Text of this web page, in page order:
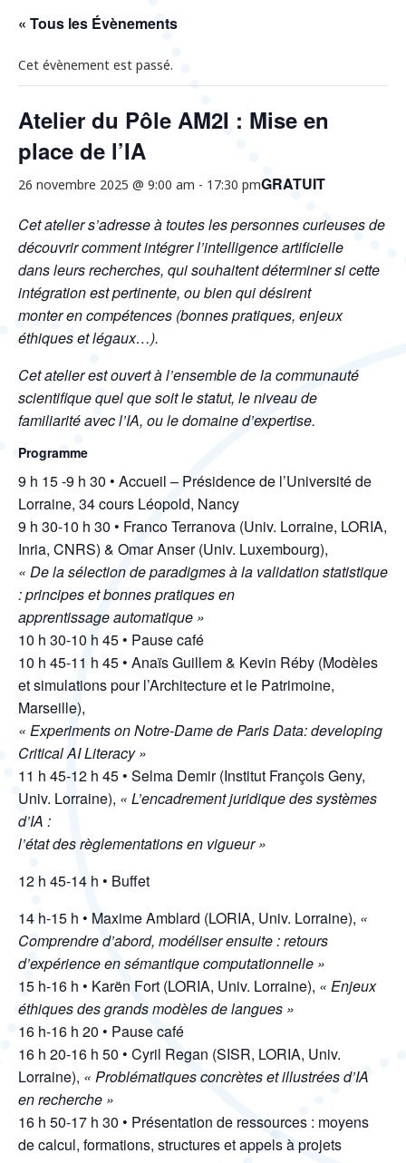
« Tous les Évènements
Cet évènement est passé.
Atelier du Pôle AM2I : Mise en
place de l’IA
26 novembre 2025 @ 9:00 am - 17:30 pmGRATUIT
Cet atelier s’adresse à toutes les personnes curieuses de
découvrir comment intégrer l’intelligence artificielle
dans leurs recherches, qui souhaitent déterminer si cette
intégration est pertinente, ou bien qui désirent
monter en compétences (bonnes pratiques, enjeux
éthiques et légaux…).
Cet atelier est ouvert à l’ensemble de la communauté
scientifique quel que soit le statut, le niveau de
familiarité avec l’IA, ou le domaine d’expertise.
Programme
9 h 15 -9 h 30 • Accueil – Présidence de l’Université de
Lorraine, 34 cours Léopold, Nancy
9 h 30-10 h 30 • Franco Terranova (Univ. Lorraine, LORIA,
Inria, CNRS) & Omar Anser (Univ. Luxembourg),
« De la sélection de paradigmes à la validation statistique
: principes et bonnes pratiques en
apprentissage automatique »
10 h 30-10 h 45 • Pause café
10 h 45-11 h 45 • Anaïs Guillem & Kevin Réby (Modèles
et simulations pour l’Architecture et le Patrimoine,
Marseille),
« Experiments on Notre-Dame de Paris Data: developing
Critical AI Literacy »
11 h 45-12 h 45 • Selma Demir (Institut François Geny,
Univ. Lorraine), « L’encadrement juridique des systèmes
d’IA :
l’état des règlementations en vigueur »
12 h 45-14 h • Buffet
14 h-15 h • Maxime Amblard (LORIA, Univ. Lorraine), «
Comprendre d’abord, modéliser ensuite : retours
d’expérience en sémantique computationnelle »
15 h-16 h • Karën Fort (LORIA, Univ. Lorraine), « Enjeux
éthiques des grands modèles de langues »
16 h-16 h 20 • Pause café
16 h 20-16 h 50 • Cyril Regan (SISR, LORIA, Univ.
Lorraine), « Problématiques concrètes et illustrées d’IA
en recherche »
16 h 50-17 h 30 • Présentation de ressources : moyens
de calcul, formations, structures et appels à projets